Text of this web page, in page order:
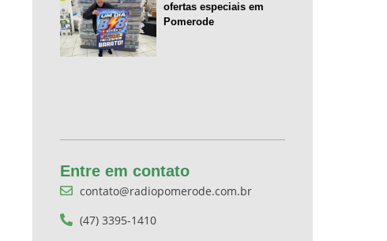
ofertas especiais em
Pomerode
Entre em contato
contato@radiopomerode.com.br
(47) 3395-1410